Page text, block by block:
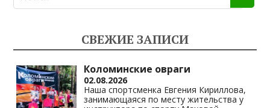
o
as
s
ni
gr
a
m
s
A
p
p
y
Li
n
k
СВЕЖИЕ ЗАПИСИ
Коломинские овраги
02.08.2026
Наша спортсменка Евгения Кириллова,
занимающаяся по месту жительства у